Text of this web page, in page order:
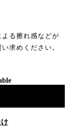
る擦れ感などが
求めください。